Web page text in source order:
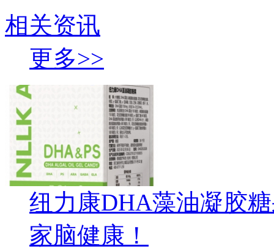
相关资讯
更多>>
纽力康DHA藻油凝胶
家脑健康！